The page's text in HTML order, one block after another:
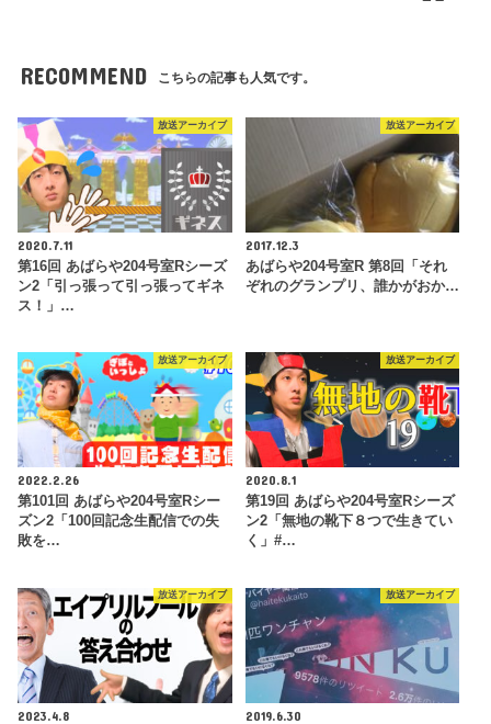
RECOMMEND こちらの記事も人気です。
放送アーカイブ
2020.7.11
第16回 あばらや204号室Rシーズ
ン2「引っ張って引っ張ってギネ
ス！」…
放送アーカイブ
2017.12.3
あばらや204号室R 第8回「それ
ぞれのグランプリ、誰かがおか…
放送アーカイブ
2022.2.26
第101回 あばらや204号室Rシー
ズン2「100回記念生配信での失
敗を…
放送アーカイブ
2020.8.1
第19回 あばらや204号室Rシーズ
ン2「無地の靴下８つで生きてい
く」#…
放送アーカイブ
2023.4.8
放送アーカイブ
2019.6.30